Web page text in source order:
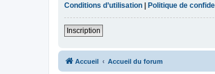
Conditions d’utilisation | Politique de
Inscription
Accueil Accueil du forum